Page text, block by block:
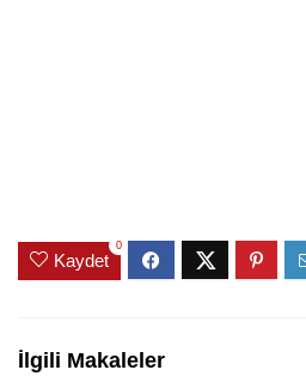
Kaydet
0
İlgili Makaleler